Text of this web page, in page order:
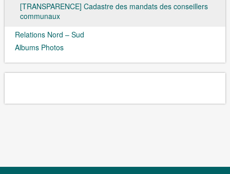
[TRANSPARENCE] Cadastre des mandats des conseillers
communaux
Relations Nord – Sud
Albums Photos